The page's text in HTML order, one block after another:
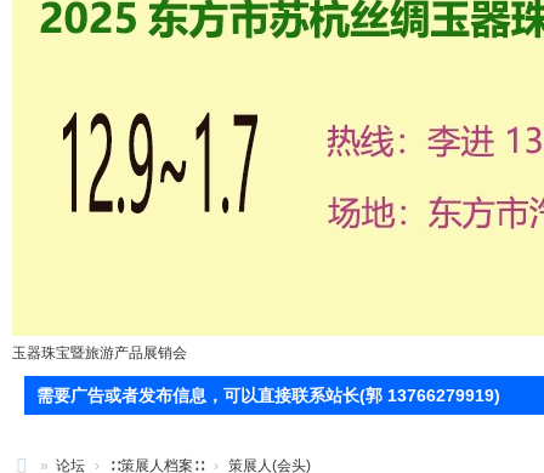
玉器珠宝暨旅游产品展销会
需要广告或者发布信息，可以直接联系站长(郭 13766279919)
» 论坛 › ∷策展人档案∷ › 策展人(会头)